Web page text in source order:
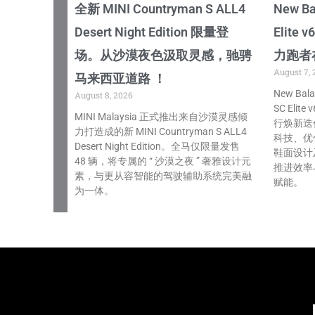
全新 MINI Countryman S ALL4
Desert Night Edition 限量登
场。从沙漠夜色汲取灵感，驰骋
马来西亚道路 ！
August 8, 2026
MINI Malaysia 正式推出来自沙漠灵感倾
力打造成的新 MINI Countryman S ALL4
Desert Night Edition。全马仅限量发售
48 辆，将专属的 “ 沙漠之夜 ” 奢雅设计元
素，与更从容智能的驾驶辅助系统完美融
为一体。
New
Elite
力跑
August 7,
New
SC Elite
行焕新
科技、
鞋面设
推进效
赋能。